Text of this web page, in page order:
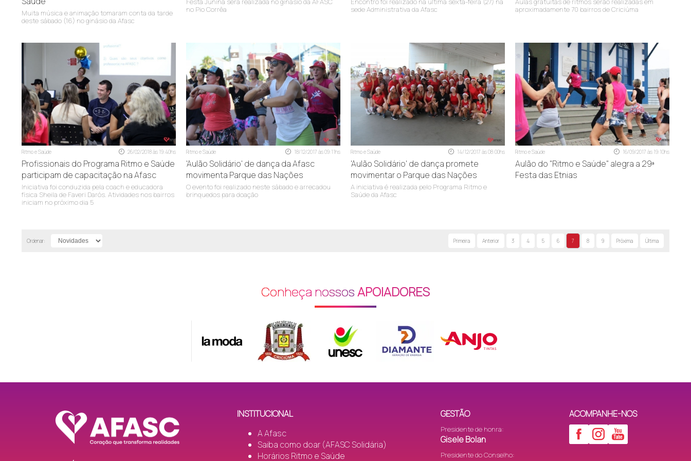
Muita música e animação tomaram conta da tarde
deste sábado (16) no ginásio da Afasc
no Pio Corrêa
sede Administrativa da Afasc
aproximadamente 70 bairros de Criciúma
Ritmo e Saúde 26/02/2018 às 19:40hs
Profissionais do Programa Ritmo e Saúde
participam de capacitação na Afasc
Iniciativa foi conduzida pela coach e educadora
física Sheila de Faveri Darós. Atividades nos bairros
iniciam no próximo dia 5
Ritmo e Saúde 18/12/2017 às 09:11hs
'Aulão Solidário' de dança da Afasc
movimenta Parque das Nações
O evento foi realizado neste sábado e arrecadou
brinquedos para doação
Ritmo e Saúde 14/12/2017 às 08:00hs
'Aulão Solidário' de dança promete
movimentar o Parque das Nações
A iniciativa é realizada pelo Programa Ritmo e
Saúde da Afasc
Ritmo e Saúde 16/09/2017 às 19:10hs
Aulão do "Ritmo e Saúde" alegra a 29ª
Festa das Etnias
Ordenar: Primeira Anterior 3 4 5 6 7 8 9 Próxima Última
Conheça nossosAPOIADORES
INSTITUCIONAL
A Afasc
Saiba como doar (AFASC Solidária)
Horários Ritmo e Saúde
GESTÃO
Presidente de honra:
Gisele Bolan
Presidente do Conselho:
ACOMPANHE-NOS